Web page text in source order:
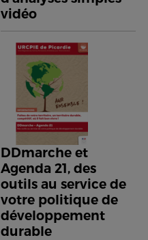
vidéo
DDmarche et
Agenda 21, des
outils au service de
votre politique de
développement
durable